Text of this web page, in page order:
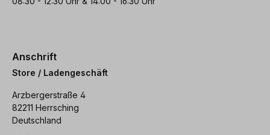
Anschrift
Store / Ladengeschäft
Arzbergerstraße 4
82211 Herrsching
Deutschland